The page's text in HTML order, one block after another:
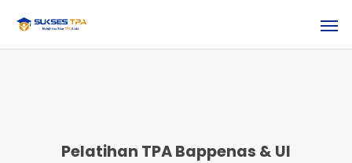
Pelatihan TPA Bappenas & UI